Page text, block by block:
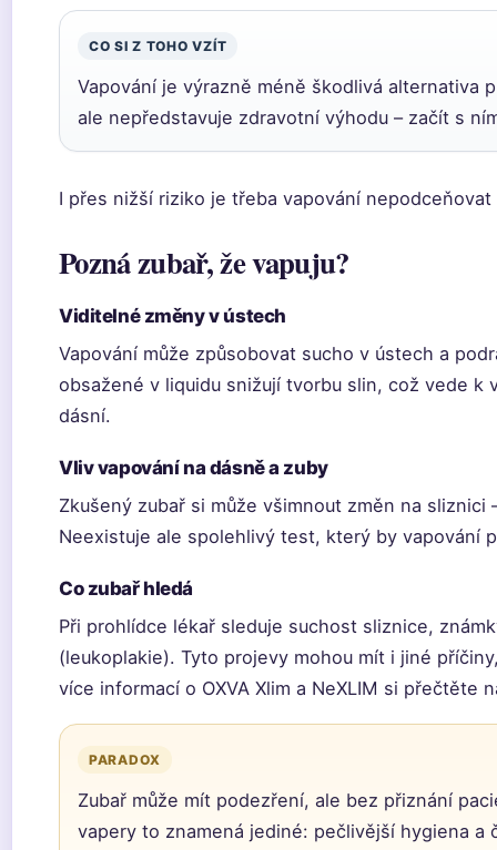
CO SI Z TOHO VZÍT
Vapování je výrazně méně škodlivá alternativa
ale nepředstavuje zdravotní výhodu – začít s
I přes nižší riziko je třeba vapování
Pozná zubař, že vapuju?
Viditelné změny v ústech
Vapování může způsobovat sucho v ústech a
obsažené v liquidu snižují tvorbu slin, což vede k
dásní.
Vliv vapování na dásně a zuby
Zkušený zubař si může všimnout změn na
Neexistuje ale spolehlivý test, který by vapování
Co zubař hledá
Při prohlídce lékař sleduje suchost sliznice,
(leukoplakie). Tyto projevy mohou mít i jiné
více informací o OXVA Xlim a NeXLIM si přečtěte
PARADOX
Zubař může mít podezření, ale bez přiznání
vapery to znamená jediné: pečlivější hygiena